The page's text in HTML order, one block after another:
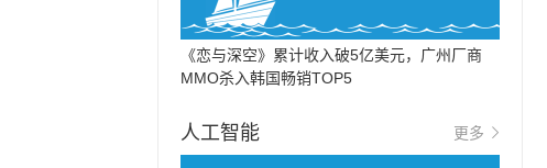
《恋与深空》累计收入破5亿美元，广州厂商
MMO杀入韩国畅销TOP5
人工智能 更多